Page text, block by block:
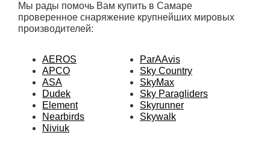
Мы рады помочь Вам купить в Самаре
проверенное снаряжение крупнейших мировых
производителей:
AEROS
APCO
ASA
Dudek
Element
Nearbirds
Niviuk
ParAAvis
Sky Country
SkyMax
Sky Paragliders
Skyrunner
Skywalk